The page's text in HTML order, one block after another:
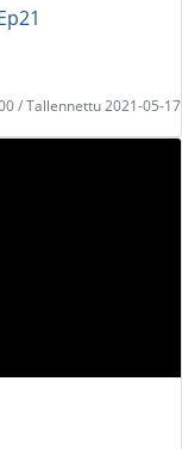
/ Tallennettu 2021-05-17